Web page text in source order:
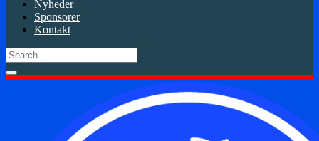
Nyheder
Sponsorer
Kontakt